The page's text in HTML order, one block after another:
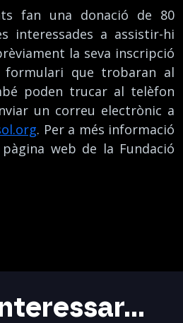
fan una donació de 80
interessades a assistir-hi
la seva inscripció
formulari que trobaran al
poden trucar al telèfon
un correu electrònic a
. Per a més informació
web de la Fundació